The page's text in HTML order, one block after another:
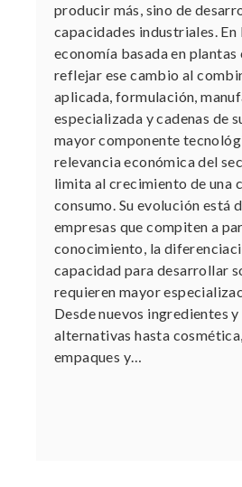
producir más, sino de
capacidades industriales.
economía basada en plantas
reflejar ese cambio al
aplicada, formulación,
especializada y cadenas de
mayor componente
relevancia económica del
limita al crecimiento de una
consumo. Su evolución está
empresas que compiten a
conocimiento, la
capacidad para desarrollar
requieren mayor
Desde nuevos ingredientes
alternativas hasta
empaques y…